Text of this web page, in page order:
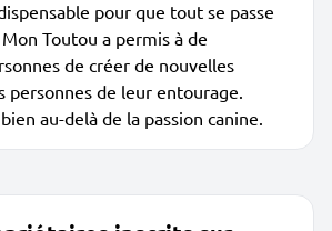
pour que tout se passe
Toutou a permis à de
de créer de nouvelles
personnes de leur entourage.
au-delà de la passion canine.